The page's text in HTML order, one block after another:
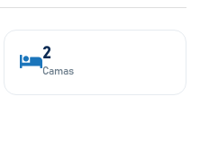
2
Camas